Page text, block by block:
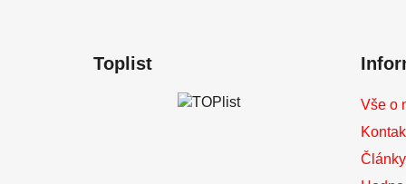
Toplist
Vše o